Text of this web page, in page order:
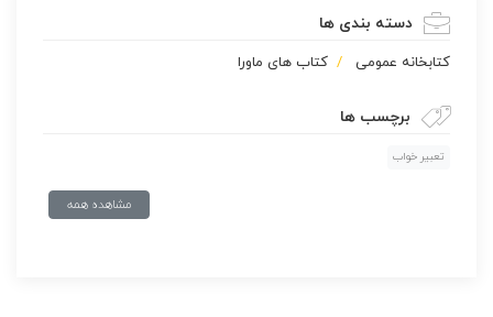
دسته بندی ها
كتابخانه عمومی کتاب های ماورا
برچسب ها
تعبیر خواب
مشاهده همه